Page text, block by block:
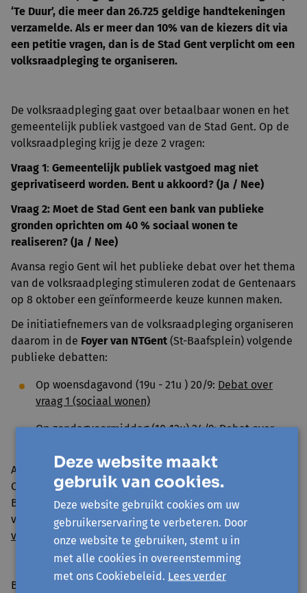
‘Te Duur’, die meer dan 26.725 geldige handtekeningen
verzamelde. Als er meer dan 10% van de kiezers dit via
een petitie vragen, dan is de Stad Gent verplicht om een
volksraadpleging te organiseren.
De volksraadpleging gaat over betaalbaar wonen en het
gemeentelijk publiek vastgoed van de Stad Gent. Op de
volksraadpleging krijg je deze 2 vragen:
Vraag 1: Gemeentelijk publiek vastgoed mag niet
geprivatiseerd worden. Bent u akkoord? (Ja / Nee)
Vraag 2: Moet de Stad Gent een bank van publieke
gronden oprichten om 40 % sociaal wonen te
realiseren? (Ja / Nee)
Avansa regio Gent wil het publieke debat over het thema
van de volksraadpleging stimuleren zodat de Gentenaars
op 8 oktober een geïnformeerde keuze kunnen maken.
De initiatiefnemers van de volksraadpleging organiseren
daarom in de Foyer van NTGent (St-Baafsplein) volgende
publieke debatten:
Op woensdagavond (19u - 21u ) 20/9: Debat over
vraag 1 (sociaal wonen)
Op zondagvoormiddag (10-12u) 24/9:Debat over
Avansa organiseert opdonderdagavond 5/10
Quotes-gesprek met woonexpert Filip Canfyn in
Bibliotheek De Krook. In zijn analyse geeft hij ook zijn
visie op beide vragen van de volksraadpleging.
voor meer informatie en inschrijven .
Ben je op zoek naar meer info over het thema wonen en
Deze website maakt
gebruik van cookies.
Deze website gebruikt cookies om uw
gebruikerservaring te verbeteren. Door
onze website te gebruiken, stemt u in
met alle cookies in overeenstemming
met ons Cookiebeleid. Lees verder